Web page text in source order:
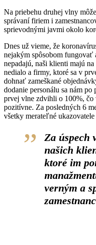
Na priebehu druhej vlny
správaní firiem i
sprievodnými javmi okolo
Dnes už vieme, že
nejakým spôsobom
nepadajú, naši klienti majú
nedialo a firmy, ktoré sa v
dohnať zameškané
dodanie personálu sa nám
prvej vlne zdvihli o 100%, čo
pozitívne. Za posledných 6
všetky merateľné
Za úspech
našich
ktoré im
verným a